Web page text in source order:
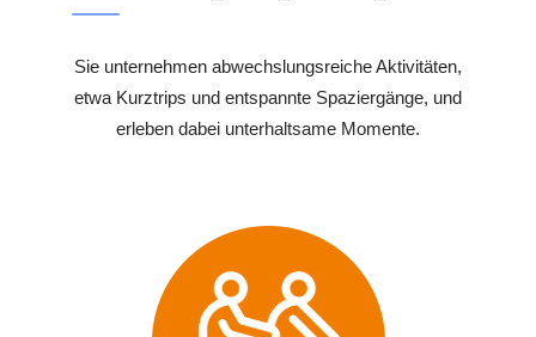
Sie unternehmen abwechslungsreiche Aktivitäten,
etwa Kurztrips und entspannte Spaziergänge, und
erleben dabei unterhaltsame Momente.